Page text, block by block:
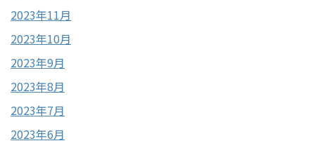
2023年11月
2023年10月
2023年9月
2023年8月
2023年7月
2023年6月